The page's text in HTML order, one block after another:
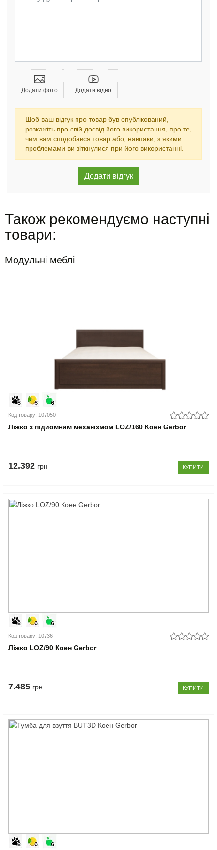
Додати фото Додати відео
Щоб ваш відгук про товар був опублікований,
розкажіть про свій досвід його використання, про те,
чим вам сподобався товар або, навпаки, з якими
проблемами ви зіткнулися при його використанні.
Також рекомендуємо наступні
товари:
Модульні меблі
Код товару: 107050
Ліжко з підйомним механізмом LOZ/160 Коен Gerbor
12.392 грн КУПИТИ
Код товару: 10736
Ліжко LOZ/90 Коен Gerbor
7.485 грн КУПИТИ